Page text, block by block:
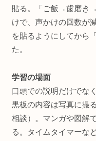
貼る。「ご飯→歯磨き
けで、声かけの回数が
を貼るようにしてから
た。
学習の場面
口頭での説明だけでな
黒板の内容は写真に撮
相談）。マンガや図解
る。タイムタイマーな